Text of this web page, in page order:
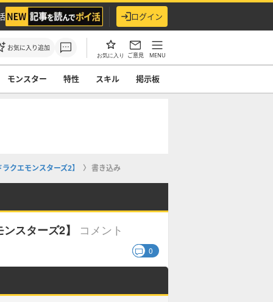
ログイン
お気に入り追加
お気に入り ご意見 MENU
モンスター 特性 スキル 掲示板
クエモンスターズ2】 書き込み
スターズ2】 コメント
0